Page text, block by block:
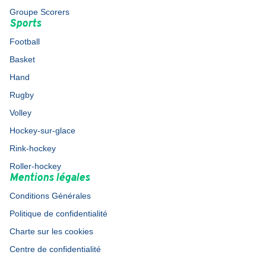
Groupe Scorers
Sports
Football
Basket
Hand
Rugby
Volley
Hockey-sur-glace
Rink-hockey
Roller-hockey
Mentions légales
Conditions Générales
Politique de confidentialité
Charte sur les cookies
Centre de confidentialité